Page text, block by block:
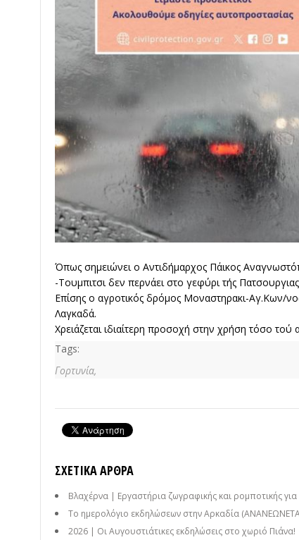
Όπως σημειώνει ο Αντιδήμαρχος Πάικος
-Τουμπιτσι δεν περνάει στο γεφύρι τής
Επίσης ο αγροτικός δρόμος Μοναστηρακι-Αγ.Κων/
Λαγκαδά.
Χρειάζεται ιδιαίτερη προσοχή στην χρήση τόσο
Tags:
Γορτυνία,
ΣΧΕΤΙΚΆ ΆΡΘΡΑ
Βλαχέρνα | Εργαστήρια ζωγραφικής και ρομποτικής
Το ημερολόγιο εκδηλώσεων στην Αρκαδία
2026 | Οι Αυγουστιάτικες εκδηλώσεις στο χωριό Πιάνα!